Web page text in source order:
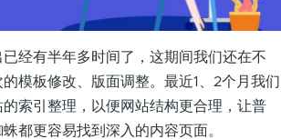
已经有半年多时间了，这期间我们还在不
模板修改、版面调整。最近1、2个月我们
的索引整理，以便网站结构更合理，让普
都更容易找到深入的内容页面。